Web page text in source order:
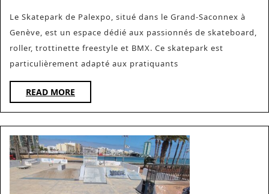
session
à
Genève
Le Skatepark de Palexpo, situé dans le Grand-Saconnex à
Genève, est un espace dédié aux passionnés de skateboard,
roller, trottinette freestyle et BMX. Ce skatepark est
particulièrement adapté aux pratiquants
READ MORE
MORE